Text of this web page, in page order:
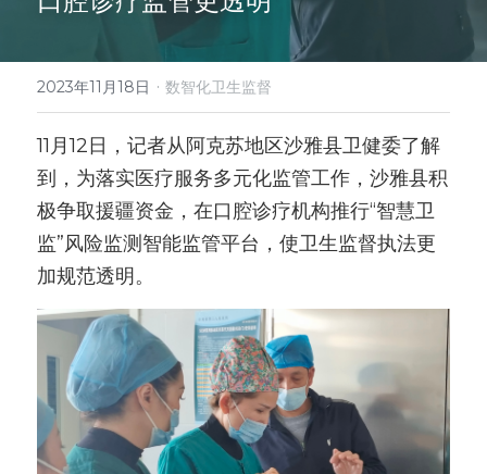
English
微信客服
2023年11月18日 · 数智化卫生监督
11月12日，记者从阿克苏地区沙雅县卫健委了解
到，为落实医疗服务多元化监管工作，沙雅县积
极争取援疆资金，在口腔诊疗机构推行“智慧卫
监”风险监测智能监管平台，使卫生监督执法更
加规范透明。